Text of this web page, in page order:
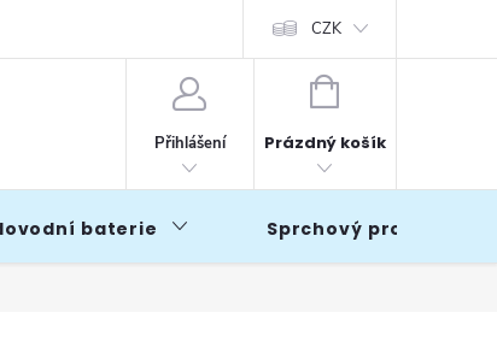
CZK
Přihlášení
NÁKUPNÍ
Prázdný košík
baterie Sprchový program